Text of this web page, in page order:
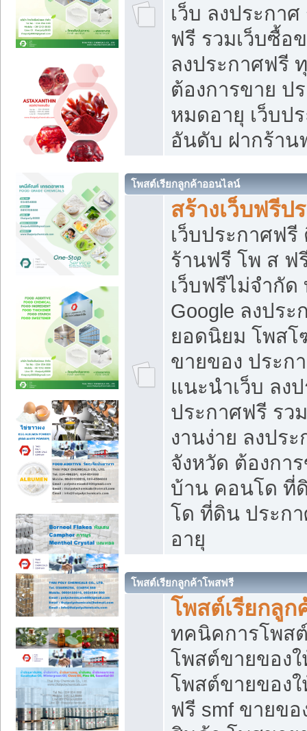
เว็บ ลงประกา
ฟรี รวมเว็บซื้อ
ลงประกาศฟรี
ต้องการขาย ป
หมดอายุ เว็บป
อันดับ ฝากร้าน
โพสต์เรียกลูกค้าออนไลน์
สร้างเว็บฟรีป
เว็บประกาศฟ
ร้านฟรี โพ ส ฟ
เว็บฟรีไม่จำกัด
Google ลงประ
ยอดนิยม โพส
ขายของ ประก
แนะนำเว็บ ลง
ประกาศฟรี รว
งานง่าย ลงปร
จังหวัด ต้องกา
บ้าน คอนโด ที่
โด ที่ดิน ประก
อายุ
โพสต์เรียกลูกค้าโพสฟรี
โพสต์เรียกลูก
ทคนิคการโพส
โพสต์ขายของ
โพสต์ขายของ
ฟรี smf ขายข